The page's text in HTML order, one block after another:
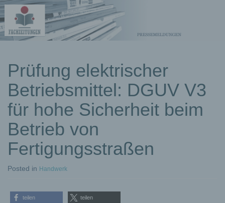
Pressemeldungen
Prüfung elektrischer
Betriebsmittel: DGUV V3
für hohe Sicherheit beim
Betrieb von
Fertigungsstraßen
Posted in Handwerk
teilen teilen